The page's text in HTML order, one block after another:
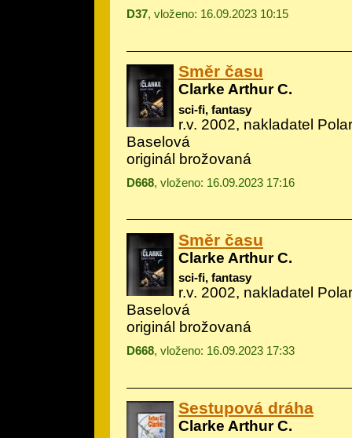
D37, vloženo: 16.09.2023 10:15
Směr času
Clarke Arthur C.
sci-fi, fantasy
r.v. 2002, nakladatel
Baselová
originál brožovaná
D668, vloženo: 16.09.2023 17:16
Směr času
Clarke Arthur C.
sci-fi, fantasy
r.v. 2002, nakladatel
Baselová
originál brožovaná
D668, vloženo: 16.09.2023 17:33
Sestupová dráha
Clarke Arthur C.